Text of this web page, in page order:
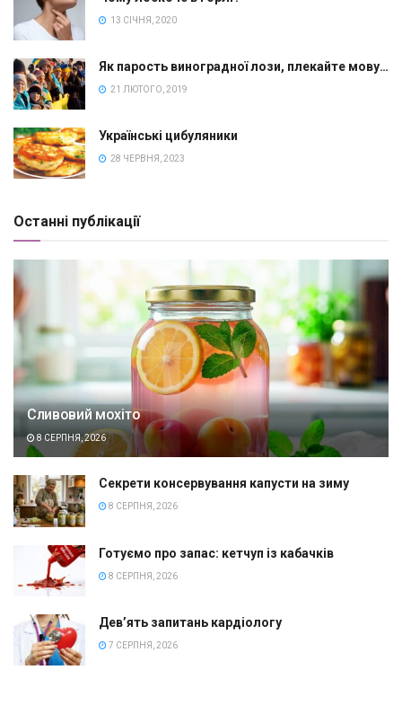
13 СІЧНЯ, 2020
Як парость виноградної лози, плекайте мову…
21 ЛЮТОГО, 2019
Українські цибуляники
28 ЧЕРВНЯ, 2023
Останні публікації
Сливовий мохіто
8 СЕРПНЯ, 2026
Секрети консервування капусти на зиму
8 СЕРПНЯ, 2026
Готуємо про запас: кетчуп із кабачків
8 СЕРПНЯ, 2026
Дев’ять запитань кардіологу
7 СЕРПНЯ, 2026